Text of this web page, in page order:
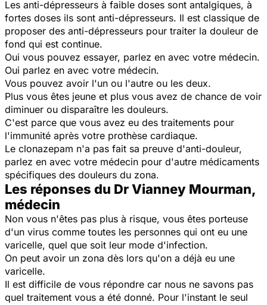
Les anti-dépresseurs à faible doses sont antalgiques, à
fortes doses ils sont anti-dépresseurs. Il est classique de
proposer des anti-dépresseurs pour traiter la douleur de
fond qui est continue.
Oui vous pouvez essayer, parlez en avec votre médecin.
Oui parlez en avec votre médecin.
Vous pouvez avoir l'un ou l'autre ou les deux.
Plus vous êtes jeune et plus vous avez de chance de voir
diminuer ou disparaître les douleurs.
C'est parce que vous avez eu des traitements pour
l'immunité après votre prothèse cardiaque.
Le clonazepam n'a pas fait sa preuve d'anti-douleur,
parlez en avec votre médecin pour d'autre médicaments
spécifiques des douleurs du zona.
Les réponses du Dr Vianney Mourman,
médecin
Non vous n'êtes pas plus à risque, vous êtes porteuse
d'un virus comme toutes les personnes qui ont eu une
varicelle, quel que soit leur mode d'infection.
On peut avoir un zona dès lors qu'on a déjà eu une
varicelle.
Il est difficile de vous répondre car nous ne savons pas
quel traitement vous a été donné. Pour l'instant le seul